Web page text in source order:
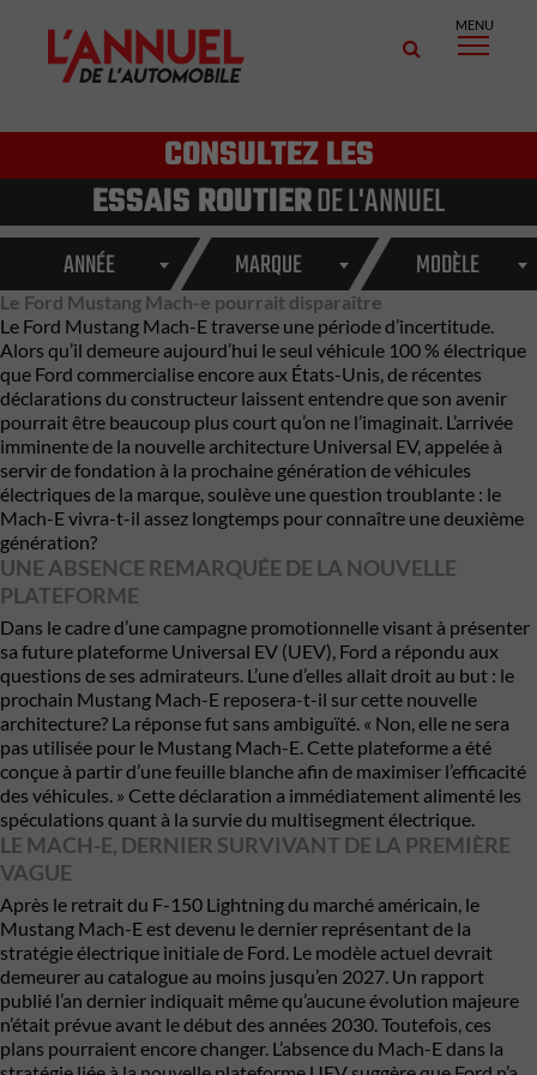
MENU
CONSULTEZ LES
ESSAIS ROUTIERDE L'ANNUEL
ANNÉE MARQUE MODÈLE
Le Ford Mustang Mach-e pourrait disparaître
Le Ford Mustang Mach-E traverse une période d’incertitude.
Alors qu’il demeure aujourd’hui le seul véhicule 100 % électrique
que Ford commercialise encore aux États-Unis, de récentes
déclarations du constructeur laissent entendre que son avenir
pourrait être beaucoup plus court qu’on ne l’imaginait. L’arrivée
imminente de la nouvelle architecture Universal EV, appelée à
servir de fondation à la prochaine génération de véhicules
électriques de la marque, soulève une question troublante : le
Mach-E vivra-t-il assez longtemps pour connaître une deuxième
génération?
UNE ABSENCE REMARQUÉE DE LA NOUVELLE
PLATEFORME
Dans le cadre d’une campagne promotionnelle visant à présenter
sa future plateforme Universal EV (UEV), Ford a répondu aux
questions de ses admirateurs. L’une d’elles allait droit au but : le
prochain Mustang Mach-E reposera-t-il sur cette nouvelle
architecture? La réponse fut sans ambiguïté. « Non, elle ne sera
pas utilisée pour le Mustang Mach-E. Cette plateforme a été
conçue à partir d’une feuille blanche afin de maximiser l’efficacité
des véhicules. » Cette déclaration a immédiatement alimenté les
spéculations quant à la survie du multisegment électrique.
LE MACH-E, DERNIER SURVIVANT DE LA PREMIÈRE
VAGUE
Après le retrait du F-150 Lightning du marché américain, le
Mustang Mach-E est devenu le dernier représentant de la
stratégie électrique initiale de Ford. Le modèle actuel devrait
demeurer au catalogue au moins jusqu’en 2027. Un rapport
publié l’an dernier indiquait même qu’aucune évolution majeure
n’était prévue avant le début des années 2030. Toutefois, ces
plans pourraient encore changer. L’absence du Mach-E dans la